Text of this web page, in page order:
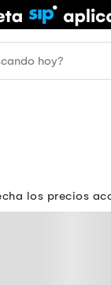
los precios